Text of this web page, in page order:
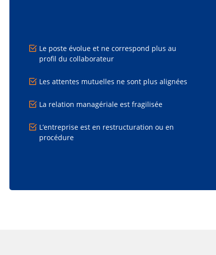
Le poste évolue et ne correspond plus au
profil du collaborateur
Les attentes mutuelles ne sont plus alignées
La relation managériale est fragilisée
L’entreprise est en restructuration ou en
procédure